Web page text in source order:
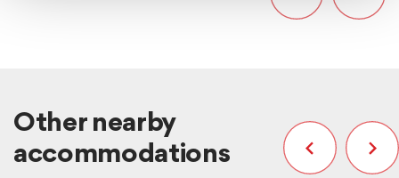
Other nearby
accommodations